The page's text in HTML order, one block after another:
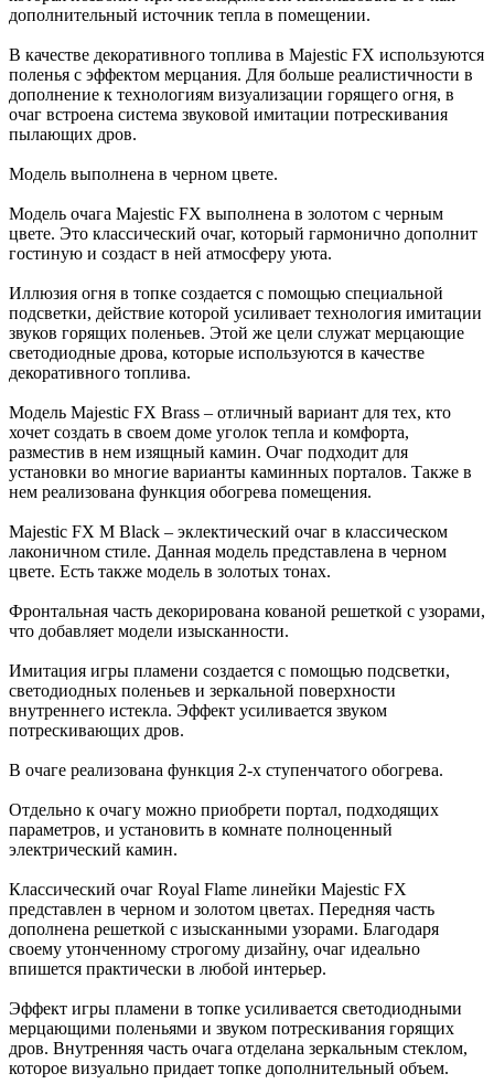
дополнительный источник тепла в помещении.
В качестве декоративного топлива в Majestic FX используются
поленья с эффектом мерцания. Для больше реалистичности в
дополнение к технологиям визуализации горящего огня, в
очаг встроена система звуковой имитации потрескивания
пылающих дров.
Модель выполнена в черном цвете.
Модель очага Majestic FX выполнена в золотом с черным
цвете. Это классический очаг, который гармонично дополнит
гостиную и создаст в ней атмосферу уюта.
Иллюзия огня в топке создается с помощью специальной
подсветки, действие которой усиливает технология имитации
звуков горящих поленьев. Этой же цели служат мерцающие
светодиодные дрова, которые используются в качестве
декоративного топлива.
Модель Majestic FX Brass – отличный вариант для тех, кто
хочет создать в своем доме уголок тепла и комфорта,
разместив в нем изящный камин. Очаг подходит для
установки во многие варианты каминных порталов. Также в
нем реализована функция обогрева помещения.
Majestic FX M Black – эклектический очаг в классическом
лаконичном стиле. Данная модель представлена в черном
цвете. Есть также модель в золотых тонах.
Фронтальная часть декорирована кованой решеткой с узорами,
что добавляет модели изысканности.
Имитация игры пламени создается с помощью подсветки,
светодиодных поленьев и зеркальной поверхности
внутреннего истекла. Эффект усиливается звуком
потрескивающих дров.
В очаге реализована функция 2-х ступенчатого обогрева.
Отдельно к очагу можно приобрети портал, подходящих
параметров, и установить в комнате полноценный
электрический камин.
Классический очаг Royal Flame линейки Majestic FX
представлен в черном и золотом цветах. Передняя часть
дополнена решеткой с изысканными узорами. Благодаря
своему утонченному строгому дизайну, очаг идеально
впишется практически в любой интерьер.
Эффект игры пламени в топке усиливается светодиодными
мерцающими поленьями и звуком потрескивания горящих
дров. Внутренняя часть очага отделана зеркальным стеклом,
которое визуально придает топке дополнительный объем.